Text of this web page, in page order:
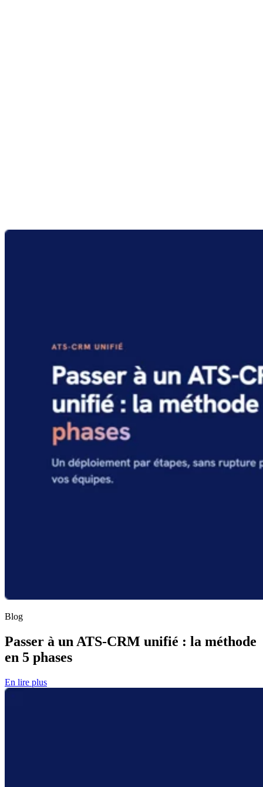
Blog
Passer à un ATS-CRM unifié : la méthode
en 5 phases
En lire plus